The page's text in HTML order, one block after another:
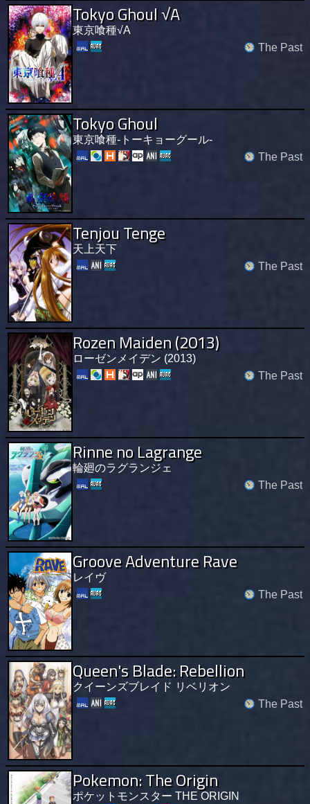
Tokyo Ghoul √A
東京喰種√A
The Past
Tokyo Ghoul
東京喰種-トーキョーグール-
The Past
Tenjou Tenge
天上天下
The Past
Rozen Maiden (2013)
ローゼンメイデン (2013)
The Past
Rinne no Lagrange
輪廻のラグランジェ
The Past
Groove Adventure Rave
レイヴ
The Past
Queen's Blade: Rebellion
クイーンズブレイド リベリオン
The Past
Pokemon: The Origin
ポケットモンスター THE ORIGIN